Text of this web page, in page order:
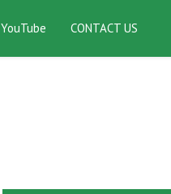
YouTube CONTACT US